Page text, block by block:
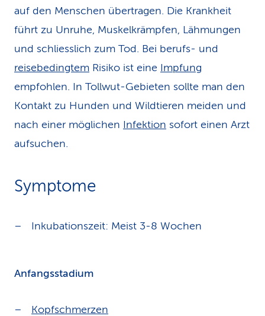
auf den Menschen übertragen. Die Krankheit
führt zu Unruhe, Muskelkrämpfen, Lähmungen
und schliesslich zum Tod. Bei berufs- und
reisebedingtem Risiko ist eine Impfung
empfohlen. In Tollwut-Gebieten sollte man den
Kontakt zu Hunden und Wildtieren meiden und
nach einer möglichen Infektion sofort einen Arzt
aufsuchen.
Symptome
Inkubationszeit: Meist 3-8 Wochen
Anfangsstadium
Kopfschmerzen